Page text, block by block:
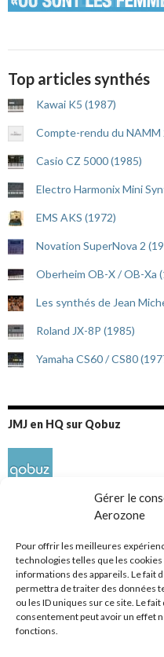
Gérer le
Aerozone
Pour offrir les meilleures
technologies telles que les
informations des appareils. Le fait
permettra de traiter des données
ou les ID uniques sur ce site. Le
consentement peut avoir un effet
fonctions.
Top articles synthés
Kawai K5 (1987)
Compte-rendu du NAMM
Casio CZ 5000 (1985)
Electro Harmonix Mini
EMS AKS (1972)
Novation SuperNova 2
Oberheim OB-X / OB-Xa
Les synthés de Jean
Roland JX-8P (1985)
Yamaha CS60 / CS80
JMJ en HQ sur Qobuz
Réseaux sociaux